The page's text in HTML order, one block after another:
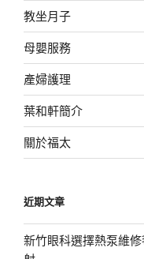
教坐月子
母嬰服務
產婦護理
葉和軒簡介
關於福太
近期文章
新竹眼科選擇熱泵維